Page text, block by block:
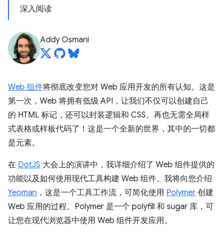
深入阅读
Addy Osmani
Web 组件将彻底改变您对 Web 应用开发的所有认知。这是
第一次，Web 将拥有低级 API，让我们不仅可以创建自己
的 HTML 标记，还可以封装逻辑和 CSS。再也无需全局样
式表格或样板代码了！这是一个全新的世界，其中的一切都
是元素。
在 DotJS 大会上的演讲中，我详细介绍了 Web 组件提供的
功能以及如何使用现代工具构建 Web 组件。我将向您介绍
Yeoman ，这是一个工具工作流，可简化使用 Polymer 创建
Web 应用的过程。Polymer 是一个 polyfill 和 sugar 库，可
让您在现代浏览器中使用 Web 组件开发应用。